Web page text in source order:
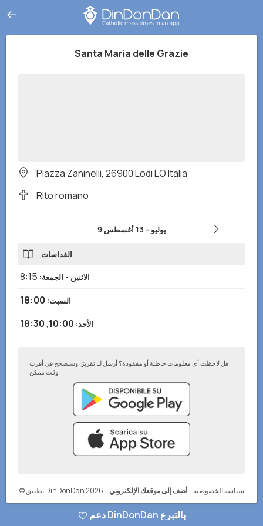
Santa Maria delle Grazie
Piazza Zaninelli, 26900 Lodi LO Italia
Rito romano
9 يوليو -13 أغسطس
القداسات
الاثنين - الجمعة:
8:15
السبت:
18:00
الأحد:
10:00
,
18:30
هل لاحظت أي معلومات خاطئة أو مفقودة؟ أرسل لنا تقريرًا وسنصحح في أقرب
وقت ممكن!
© تطبيق DinDonDan 2026– سياسة الخصوصية –أضف إلى موقعك الإلكتروني
دعم DinDonDan بالتبرع